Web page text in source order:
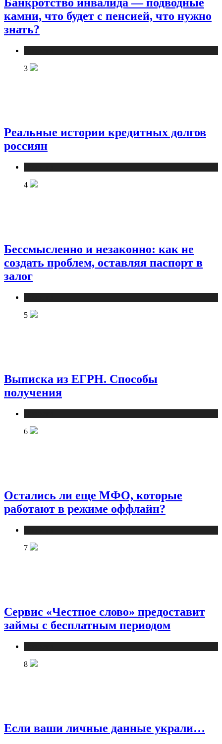
Банкротство инвалида — подводные
камни, что будет с пенсией, что нужно
знать?
3
Реальные истории кредитных долгов
россиян
4
Бессмысленно и незаконно: как не
создать проблем, оставляя паспорт в
залог
5
Выписка из ЕГРН. Способы
получения
6
Остались ли еще МФО, которые
работают в режиме оффлайн?
7
Сервис «Честное слово» предоставит
займы с бесплатным периодом
8
Если ваши личные данные украли…